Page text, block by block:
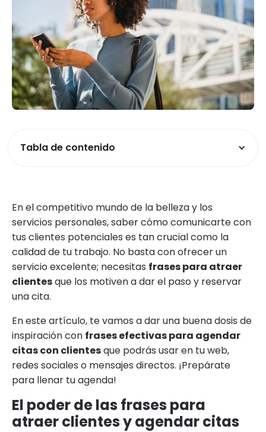
Tabla de contenido
En el competitivo mundo de la belleza y los
servicios personales, saber cómo comunicarte con
tus clientes potenciales es tan crucial como la
calidad de tu trabajo. No basta con ofrecer un
servicio excelente; necesitas frases para atraer
clientesque los motiven a dar el paso y reservar
una cita.
En este artículo, te vamos a dar una buena dosis de
inspiración con frases efectivas para agendar
citas con clientesque podrás usar en tu web,
redes sociales o mensajes directos. ¡Prepárate
para llenar tu agenda!
El poder de las frases para
atraer clientes y agendar citas